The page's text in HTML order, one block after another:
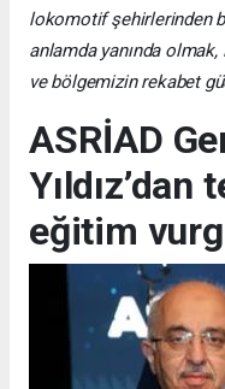
lokomotif şehirlerinden
anlamda yanında
ve bölgemizin rekabet
ASRİAD
eğitim